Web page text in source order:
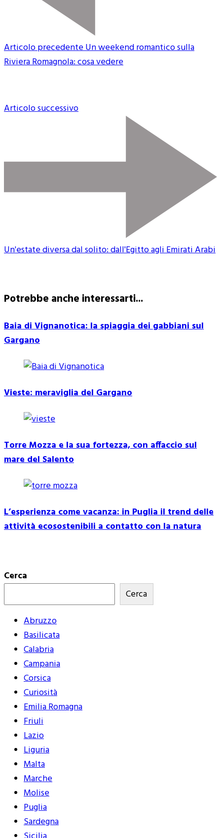
Articolo precedenteUn weekend romantico sulla
Riviera Romagnola: cosa vedere
Articolo successivo
Un'estate diversa dal solito: dall'Egitto agli Emirati Arabi
Potrebbe anche interessarti...
Baia di Vignanotica: la spiaggia dei gabbiani sul
Gargano
Vieste: meraviglia del Gargano
Torre Mozza e la sua fortezza, con affaccio sul
mare del Salento
L’esperienza come vacanza: in Puglia il trend delle
attività ecosostenibili a contatto con la natura
Cerca
Cerca
Abruzzo
Basilicata
Calabria
Campania
Corsica
Curiosità
Emilia Romagna
Friuli
Lazio
Liguria
Malta
Marche
Molise
Puglia
Sardegna